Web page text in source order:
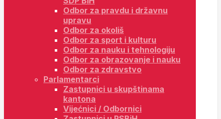
Odbor za pravdu i državnu
upravu
Odbor za okoliš
Odbor za sport i kulturu
Odbor za nauku i tehnologiju
Odbor za obrazovanje i nauku
Odbor za zdravstvo
Parlamentarci
Zastupnici u skupštinama
kantona
Vijećnici / Odbornici